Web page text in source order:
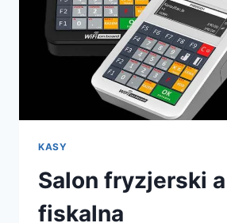
KASY
Salon fryzjerski
fiskalna